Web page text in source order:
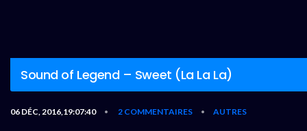
Sound of Legend – Sweet (La La La)
06 DÉC, 2016,19:07:40 • 2 COMMENTAIRES • AUTRES